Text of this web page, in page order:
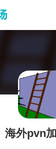
海外pvn